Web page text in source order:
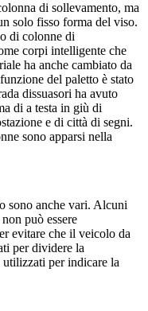
di sollevamento, ma
solo fisso forma del viso.
di colonne di
corpi intelligente che
ha anche cambiato da
del paletto è stato
dissuasori ha avuto
di a testa in giù di
e di città di segni.
sono apparsi nella
sono anche vari. Alcuni
può essere
evitare che il veicolo da
per dividere la
utilizzati per indicare la